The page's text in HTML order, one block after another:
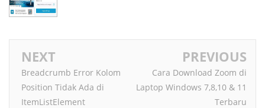
NEXT
Breadcrumb Error Kolom
Position Tidak Ada di
ItemListElement
PREVIOUS
Cara Download Zoom di
Laptop Windows 7,8,10 & 11
Terbaru